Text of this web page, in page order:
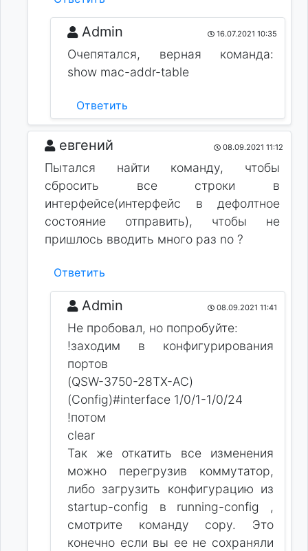
Admin 16.07.2021 10:35
Очепятался, верная команда:
show mac-addr-table
Ответить
евгений 08.09.2021 11:12
Пытался найти команду, чтобы
сбросить все строки в
интерфейсе(интерфейс в дефолтное
состояние отправить), чтобы не
пришлось вводить много раз no ?
Ответить
Admin 08.09.2021 11:41
Не пробовал, но попробуйте:
!заходим в конфигурирования
портов
(QSW-3750-28TX-AC)
(Config)#interface 1/0/1-1/0/24
!потом
clear
Так же откатить все изменения
можно перегрузив коммутатор,
либо загрузить конфигурацию из
startup-config в running-config ,
смотрите команду copy. Это
конечно если вы ее не сохраняли